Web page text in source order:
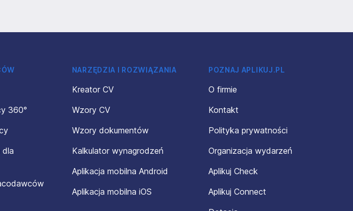
360°
dla
NARZĘDZIA I ROZWIĄZANIA
Kreator CV
Wzory CV
Wzory dokumentów
Kalkulator wynagrodzeń
Aplikacja mobilna Android
Aplikacja mobilna iOS
POZNAJ APLIKUJ.PL
O firmie
Kontakt
Polityka prywatności
Organizacja wydarzeń
Aplikuj Check
Aplikuj Connect